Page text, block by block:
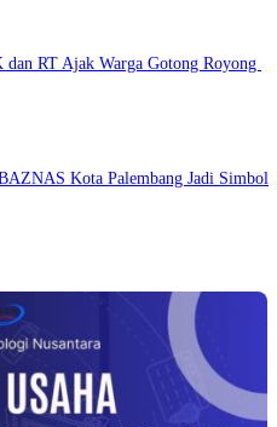
RT Ajak Warga Gotong Royong
Kota Palembang Jadi Simbol